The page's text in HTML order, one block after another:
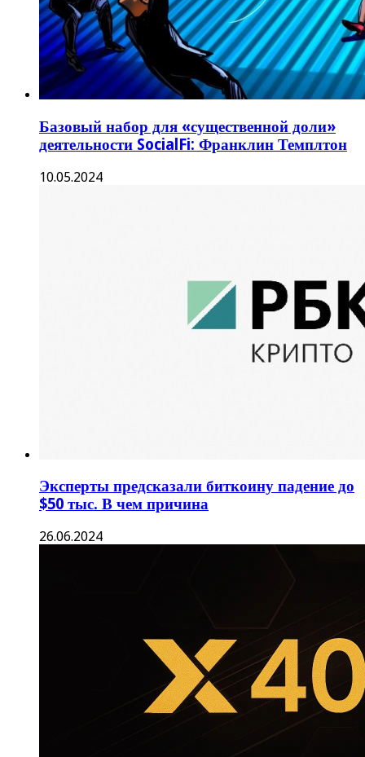
Базовый набор для «существенной доли»
деятельности SocialFi: Франклин Темплтон
10.05.2024
Эксперты предсказали биткоину падение до
$50 тыс. В чем причина
26.06.2024